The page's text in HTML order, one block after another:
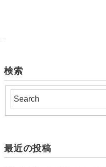
検索
最近の投稿